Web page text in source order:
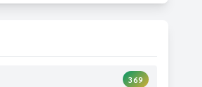
369